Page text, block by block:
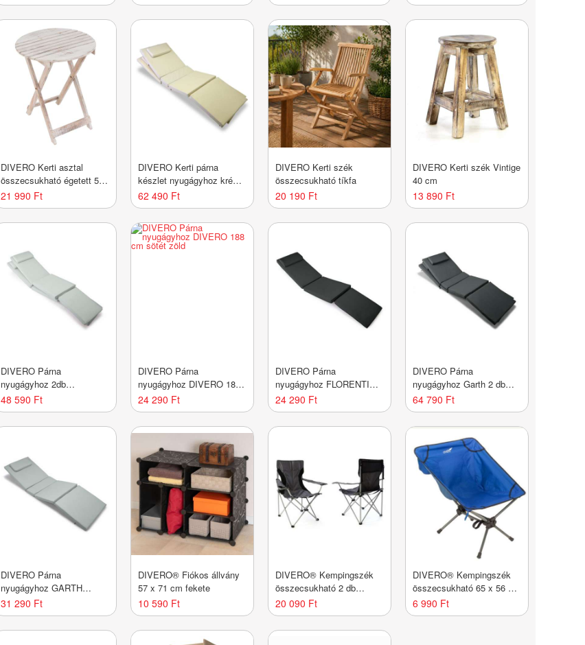
DIVERO Kerti asztal
összecsukható égetett 50
cm
21 990 Ft
DIVERO Kerti párna
készlet nyugágyhoz krém
2 db
62 490 Ft
DIVERO Kerti szék
összecsukható tíkfa
20 190 Ft
DIVERO Kerti szék Vintige
40 cm
13 890 Ft
DIVERO Párna
nyugágyhoz 2db
FLORENTINE
világosszürke
48 590 Ft
DIVERO Párna
nyugágyhoz DIVERO 188
cm sötét zöld
24 290 Ft
DIVERO Párna
nyugágyhoz FLORENTINE
antracit
24 290 Ft
DIVERO Párna
nyugágyhoz Garth 2 db
antracit
64 790 Ft
DIVERO Párna
nyugágyhoz GARTH
világos szürke
31 290 Ft
DIVERO® Fiókos állvány
57 x 71 cm fekete
10 590 Ft
DIVERO® Kempingszék
összecsukható 2 db
szürke
20 090 Ft
DIVERO® Kempingszék
összecsukható 65 x 56 x
60 cm kék
6 990 Ft